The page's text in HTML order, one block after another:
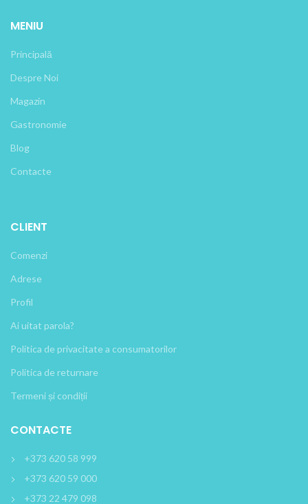
MENIU
Principală
Despre Noi
Magazin
Gastronomie
Blog
Contacte
CLIENT
Comenzi
Adrese
Profil
Ai uitat parola?
Politica de privacitate a consumatorilor
Politica de returnare
Termeni și condiții
CONTACTE
+373 620 58 999
+373 620 59 000
+373 22 479 098